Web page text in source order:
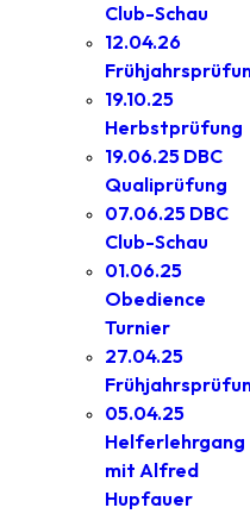
Club-Schau
12.04.26
19.10.25
Herbstprüfung
19.06.25 DBC
Qualiprüfung
07.06.25 DBC
Club-Schau
01.06.25
Obedience
Turnier
27.04.25
05.04.25
Helferlehrgang
mit Alfred
Hupfauer